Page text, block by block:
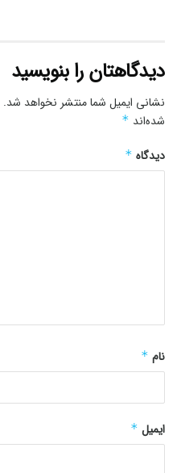
دیدگاهتان را بنویسید
نشانی ایمیل شما منتشر نخواهد شد.
شده‌اند *
دیدگاه *
نام *
ایمیل *